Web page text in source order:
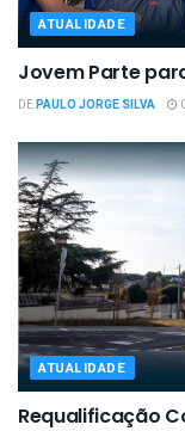
ATUALIDADE
Jovem Parte
DEPAULO JORGE SILVA
ATUALIDADE
Requalificação